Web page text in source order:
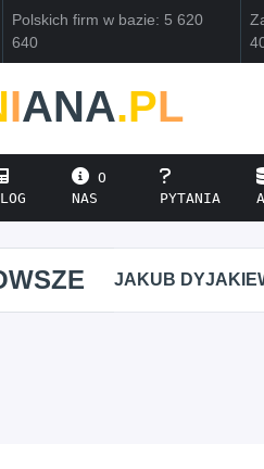
Polskich firm w bazie: 5 620
640
IANA.PL
O
NAS
PYTANIA
JAKUB